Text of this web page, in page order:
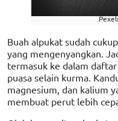
Buah alpukat sudah
yang mengenyangkan.
termasuk ke dalam
puasa selain kurma.
magnesium, dan kalium
membuat perut lebih